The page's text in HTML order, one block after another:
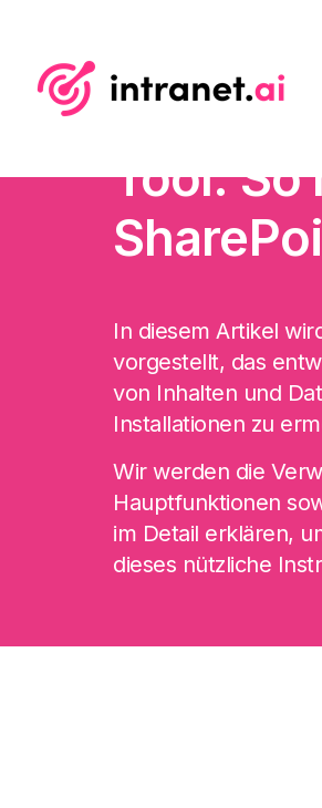
Tool: So
In diesem Artikel
vorgestellt, das
von Inhalten und
Installationen zu
Wir werden die
Hauptfunktionen
im Detail erklären,
dieses nützliche